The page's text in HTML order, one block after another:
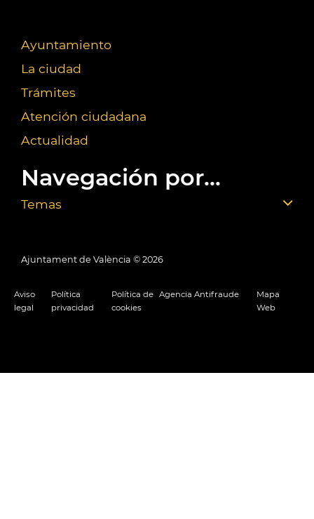
Ayuntamiento
La ciudad
Trámites
Atención ciudadana
Actualidad
Navegación por...
Temas
Ajuntament de València © 2026
Aviso
legal
Política
privacidad
Política de
cookies
Agencia Antifraude
Mapa
Web